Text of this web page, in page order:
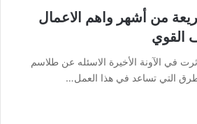
من أشهر واهم الاعمال
القوي
في الآونة الأخيرة الاسئله عن طلاسم
التي تساعد في هذا العمل…